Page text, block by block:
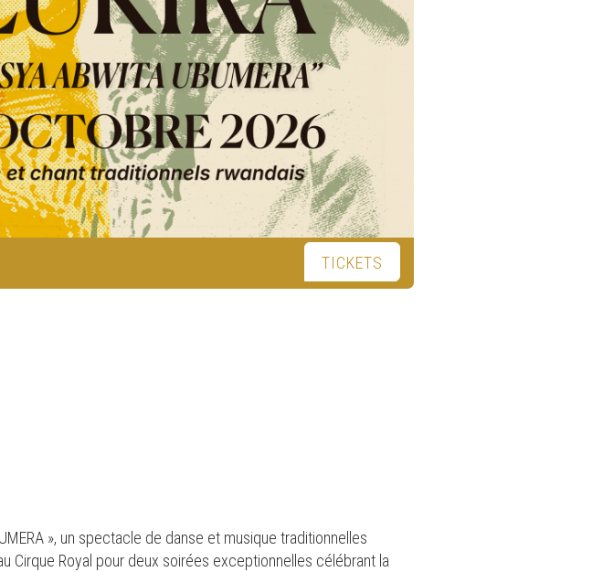
TICKETS
», un spectacle de danse et musique traditionnelles
Cirque Royal pour deux soirées exceptionnelles célébrant la